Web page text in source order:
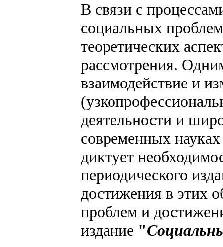
В связи с
социальных
теоретических
рассмотрения.
взаимодействие и
деятельности и
современных науках
диктует
периодического
достижения в этих
проблем и
издание "